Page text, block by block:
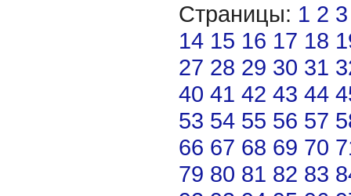
Страницы: 1 2 3
14 15 16 17 18
27 28 29 30 31
40 41 42 43 44
53 54 55 56 57
66 67 68 69 70
79 80 81 82 83